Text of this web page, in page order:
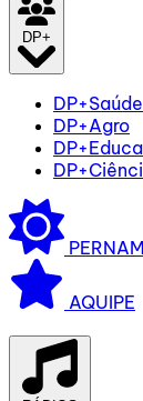
DP+
DP+Saúde
DP+Agro
AQUIPE